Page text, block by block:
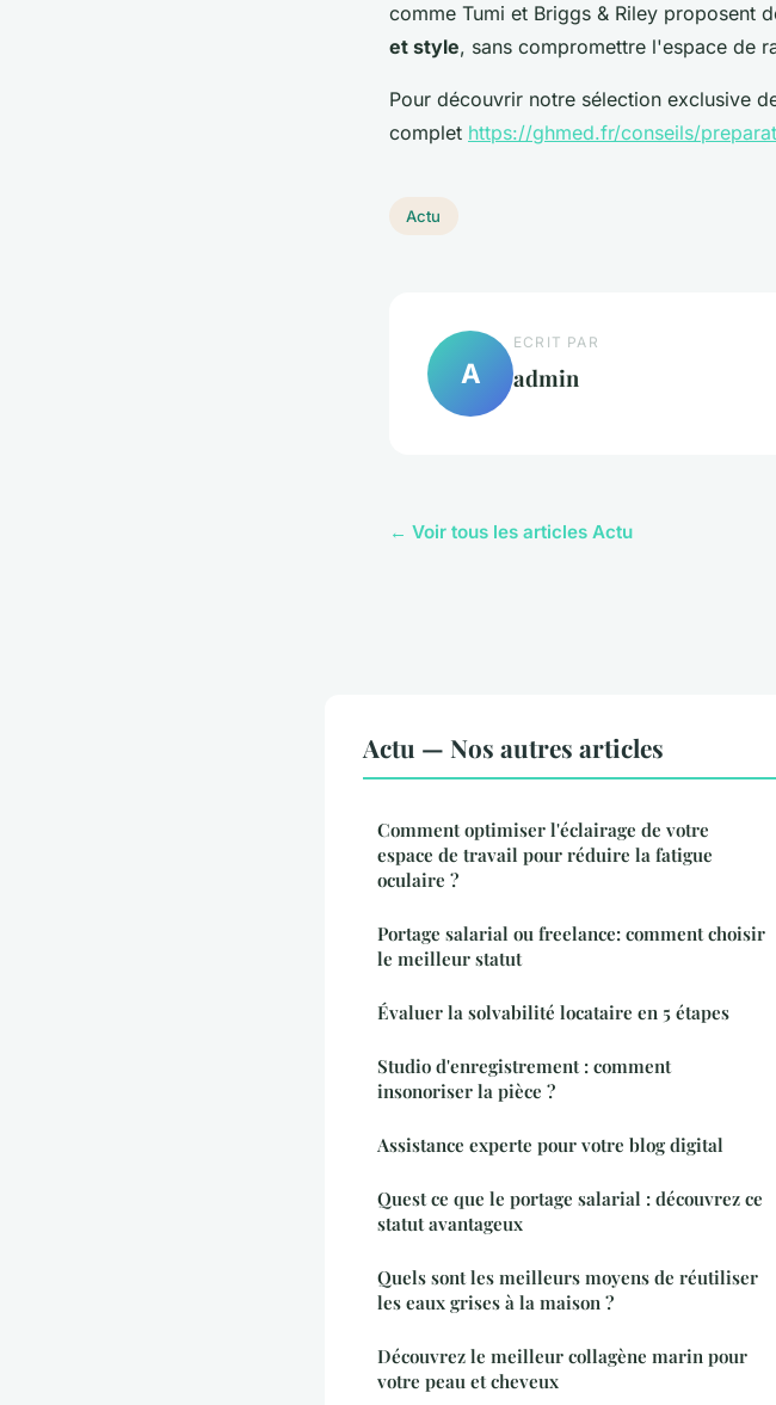
comme Tumi et Briggs & Riley proposent
et style, sans compromettre l'espace de
Pour découvrir notre sélection exclusive
complet https://ghmed.fr/conseils/
Actu
A
ECRIT PAR
admin
← Voir tous les articles Actu
Actu — Nos autres articles
Comment optimiser l'éclairage de votre
espace de travail pour réduire la fatigue
oculaire ?
Portage salarial ou freelance: comment choisir
le meilleur statut
Évaluer la solvabilité locataire en 5 étapes
Studio d'enregistrement : comment
insonoriser la pièce ?
Assistance experte pour votre blog digital
Quest ce que le portage salarial : découvrez ce
statut avantageux
Quels sont les meilleurs moyens de réutiliser
les eaux grises à la maison ?
Découvrez le meilleur collagène marin pour
votre peau et cheveux